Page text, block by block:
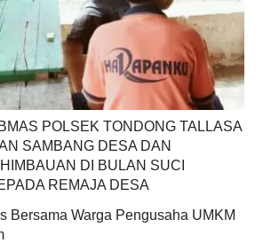
POLSEK TONDONG TALLASA
SAMBANG DESA DAN
DI BULAN SUCI
REMAJA DESA
Bersama Warga Pengusaha UMKM